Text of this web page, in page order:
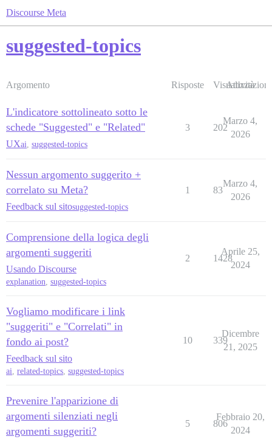
Discourse Meta
suggested-topics
Argomento Risposte Visualizzazioni
Attività
L'indicatore sottolineato sotto le
schede "Suggested" e "Related"
UXai suggested-topics
3 202
Marzo 4,
2026
Nessun argomento suggerito +
correlato su Meta?
Feedback sul sitosuggested-topics
1 83
Marzo 4,
2026
Comprensione della logica degli
argomenti suggeriti
Usando Discourse
explanation, suggested-topics
2 1428
Aprile 25,
2024
Vogliamo modificare i link
"suggeriti" e "Correlati" in
fondo ai post?
Feedback sul sito
ai, related-topics, suggested-topics
10 339
Dicembre
21, 2025
Prevenire l'apparizione di
argomenti silenziati negli
argomenti suggeriti?
5 806
Febbraio 20,
2024